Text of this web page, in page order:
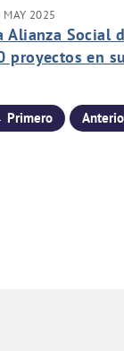
MAY 2025
Alianza Social
proyectos en